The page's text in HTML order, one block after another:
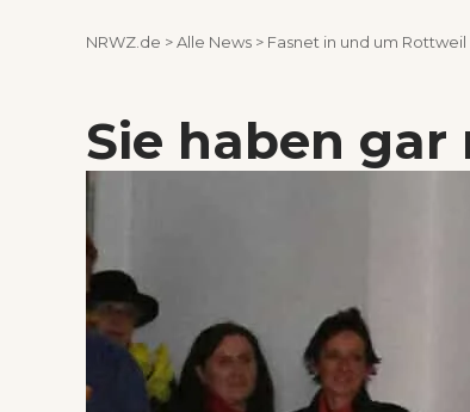
NRWZ.de >Alle News > Fasnet in und um Rottweil
Sie haben